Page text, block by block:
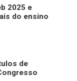
2025 e
do ensino
de